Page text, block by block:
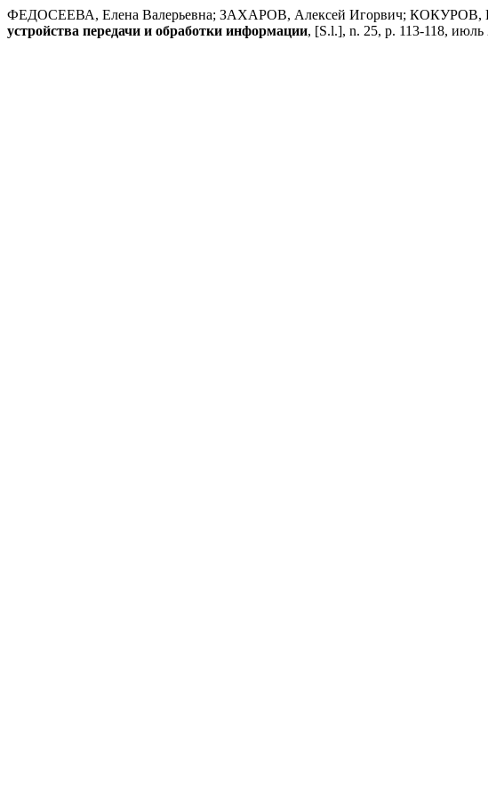
ФЕДОСЕЕВА, Елена Валерьевна; ЗАХАРОВ, Алексей Игорвич; КОКУРОВ,
устройства передачи и обработки информации, [S.l.], n. 25, p. 113-118,